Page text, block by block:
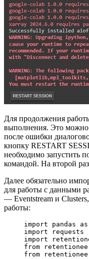
Для продолжения
выполнения. Это можно
после ошибки
кнопку RESTART
необходимо запустить
командой. На второй
Далее обязательно
для работы с данными
— Eventstream и
работы:
import pandas as
import requests
import
from
from